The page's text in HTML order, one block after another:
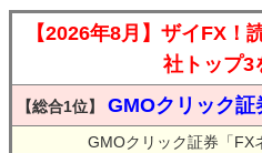
【2026年8月】ザイFX！
社トップ3
【総合1位】 GMOクリック証
GMOクリック証券「FX